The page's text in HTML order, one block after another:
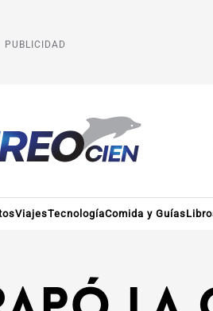
PUBLICIDAD
ViajesTecnologíaComida y Guías